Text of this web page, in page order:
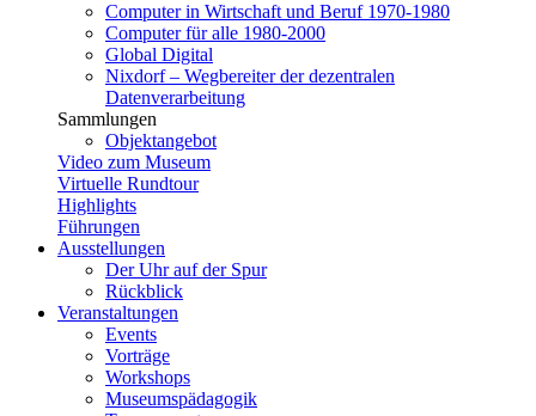
Computer in Wirtschaft und Beruf 1970-1980
Computer für alle 1980-2000
Global Digital
Nixdorf – Wegbereiter der dezentralen
Datenverarbeitung
Sammlungen
Objektangebot
Video zum Museum
Virtuelle Rundtour
Highlights
Führungen
Ausstellungen
Der Uhr auf der Spur
Rückblick
Veranstaltungen
Events
Vorträge
Workshops
Museumspädagogik